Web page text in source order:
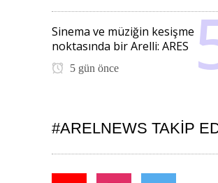
Sinema ve müziğin kesişme
noktasında bir Arelli: ARES
5 gün önce
#ARELNEWS TAKIP